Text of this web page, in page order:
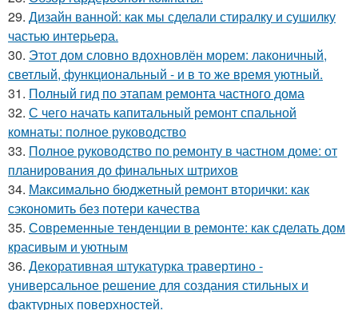
29. Дизайн ванной: как мы сделали стиралку и сушилку
частью интерьера.
30. Этот дом словно вдохновлён морем: лаконичный,
светлый, функциональный - и в то же время уютный.
31. Полный гид по этапам ремонта частного дома
32. С чего начать капитальный ремонт спальной
комнаты: полное руководство
33. Полное руководство по ремонту в частном доме: от
планирования до финальных штрихов
34. Максимально бюджетный ремонт вторички: как
сэкономить без потери качества
35. Современные тенденции в ремонте: как сделать дом
красивым и уютным
36. Декоративная штукатурка травертино -
универсальное решение для создания стильных и
фактурных поверхностей.